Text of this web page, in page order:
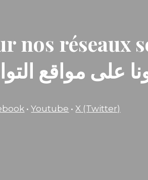
nos réseaux
على مواقع
•Youtube • X (Twitter)